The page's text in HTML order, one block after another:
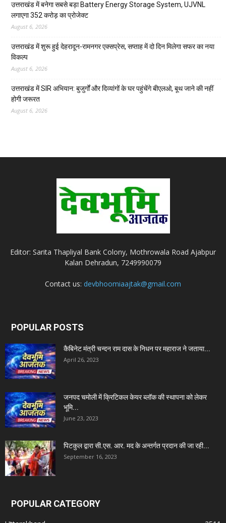
उत्तराखंड में बनेगा सबसे बड़ा Battery Energy Storage System, UJVNL
लगाएगा 352 करोड़ का प्रोजेक्ट
August 6, 2026
उत्तराखंड में शुरू हुई देहरादून-रामनगर एक्सप्रेस, सप्ताह में दो दिन मिलेगा सफर का नया
विकल्प
August 6, 2026
उत्तराखंड में SIR अभियान: बुजुर्गों और दिव्यांगों के घर पहुंचेंगे बीएलओ, बूथ जाने की नहीं
होगी जरूरत
August 6, 2026
Editor: Sarita Thapliyal Bank Colony, Mothrowala Road Ajabpur
Kalan Dehradun, 7249990079
Contact us: devbhoomiaajtak@gmail.com
POPULAR POSTS
कैबिनेट मंत्री चन्दन राम दास के निधन पर महाराज ने जताया...
April 26, 2023
जनपद चमोली में क्रिटिकल केयर ब्लॉक की स्थापना को लेकर
भूमि...
June 23, 2023
पिटकुल द्वारा सी.एस. आर. मद के अन्तर्गत प्रदान की जा रही...
September 16, 2023
POPULAR CATEGORY